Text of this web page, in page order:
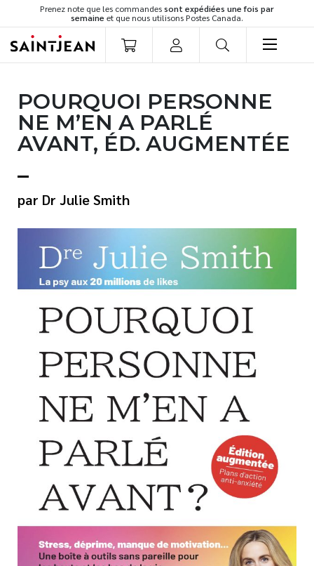
Prenez note que les commandessont expédiées une fois par
semaine et que nous utilisons Postes Canada.
Romans
Cuisine
Développement personnel
Famille
Culture générale
Témoignages
Vie pratique
Finances
Nouveautés
Numérique
Livres audio
Meilleurs vendeurs
Page vedette
AUTEURS
À PROPOS
CONTACT
POURQUOI PERSONNE
NE M’EN A PARLÉ
AVANT, ÉD. AUGMENTÉE
Dr Julie Smith